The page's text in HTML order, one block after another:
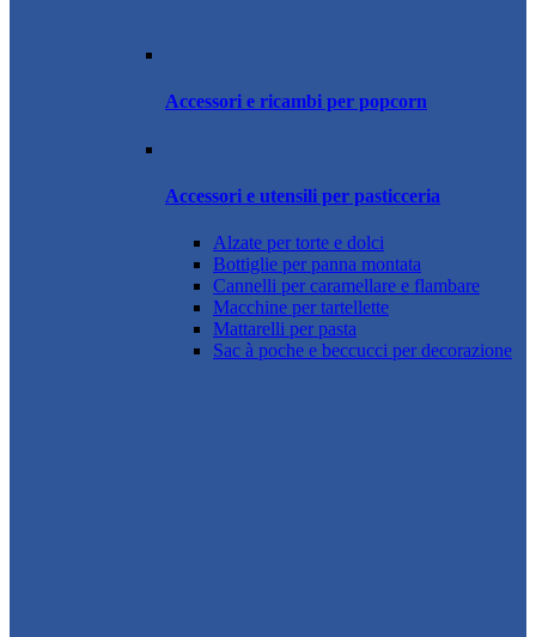
Accessori e ricambi per popcorn
Accessori e utensili per pasticceria
Alzate per torte e dolci
Bottiglie per panna montata
Cannelli per caramellare e flambare
Macchine per tartellette
Mattarelli per pasta
Sac à poche e beccucci per decorazione